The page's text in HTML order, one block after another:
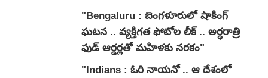
"Bengaluru : బెంగళూరులో షాకింగ్
ఘటన .. వ్యక్తిగత ఫోటోల లీక్ .. అర్ధరాత్రి
ఫుడ్ ఆర్డర్లతో మహిళకు నరకం"
"Indians : ఓరి నాయనో .. ఆ దేశంలో